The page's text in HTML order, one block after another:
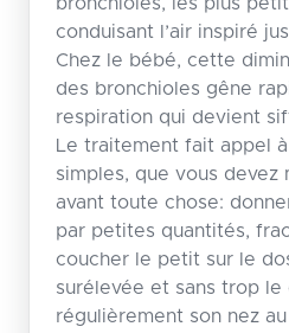
conduisant l’air inspiré
Chez le bébé, cette
des bronchioles gêne
respiration qui devient
Le traitement fait appel
simples, que vous
avant toute chose:
par petites quantités,
coucher le petit sur le
surélevée et sans trop
régulièrement son nez